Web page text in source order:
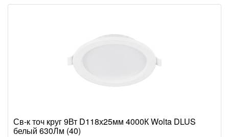
Св-к точ круг 9Вт D118х25мм 4000К Wolta DLUS
белый 630Лм (40)